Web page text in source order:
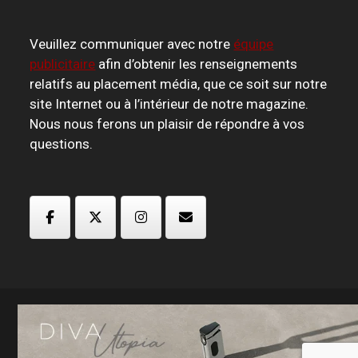
Veuillez communiquer avec notre équipe
publicitaire afin d’obtenir les renseignements
relatifs au placement média, que ce soit sur notre
site Internet ou à l’intérieur de notre magazine.
Nous nous ferons un plaisir de répondre à vos
questions.